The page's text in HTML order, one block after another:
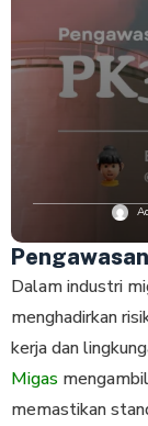
Dalam industri
menghadirkan
kerja dan
Migas
memastikan